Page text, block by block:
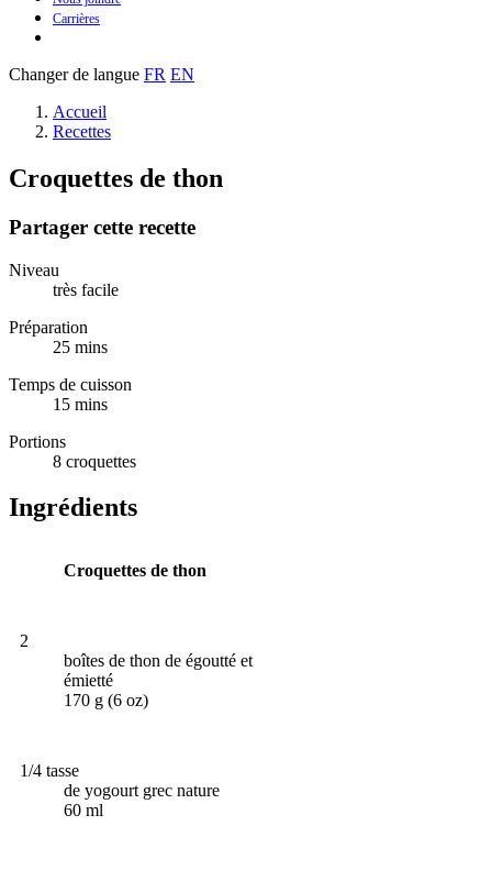
Carrières
Changer de langue FR EN
Accueil
Recettes
Croquettes de thon
Partager cette recette
Niveau
très facile
Préparation
25 mins
Temps de cuisson
15 mins
Portions
8 croquettes
Ingrédients
Croquettes de thon
2
boîtes de thon de égoutté et
émietté
170 g (6 oz)
1/4 tasse
de yogourt grec nature
60 ml